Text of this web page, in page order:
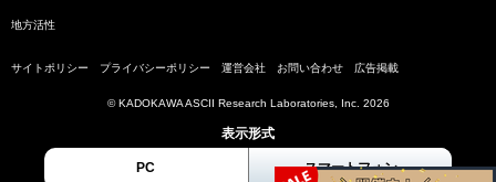
地方活性
サイトポリシー プライバシーポリシー 運営会社 お問い合わせ 広告掲載
© KADOKAWA ASCII Research Laboratories, Inc. 2026
表示形式
PC スマートフォン